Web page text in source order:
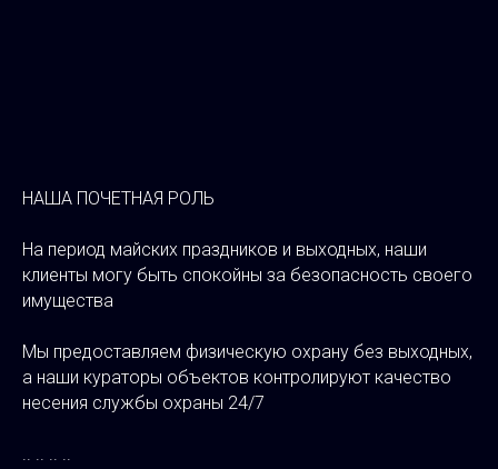
НАША ПОЧЕТНАЯ РОЛЬ
На период майских праздников и выходных, наши
клиенты могу быть спокойны за безопасность своего
имущества
Мы предоставляем физическую охрану без выходных,
а наши кураторы объектов контролируют качество
несения службы охраны 24/7
.. .. .. ..